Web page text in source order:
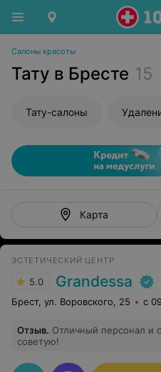
Салоны красоты
Тату в Бресте 15
Тату-салоны
Карта
ЭСТЕТИЧЕСКИЙ ЦЕНТР
5.0 Grandessa
Брест, ул. Воровского, 25 с
Отзыв. Отличный персонал и
советую!